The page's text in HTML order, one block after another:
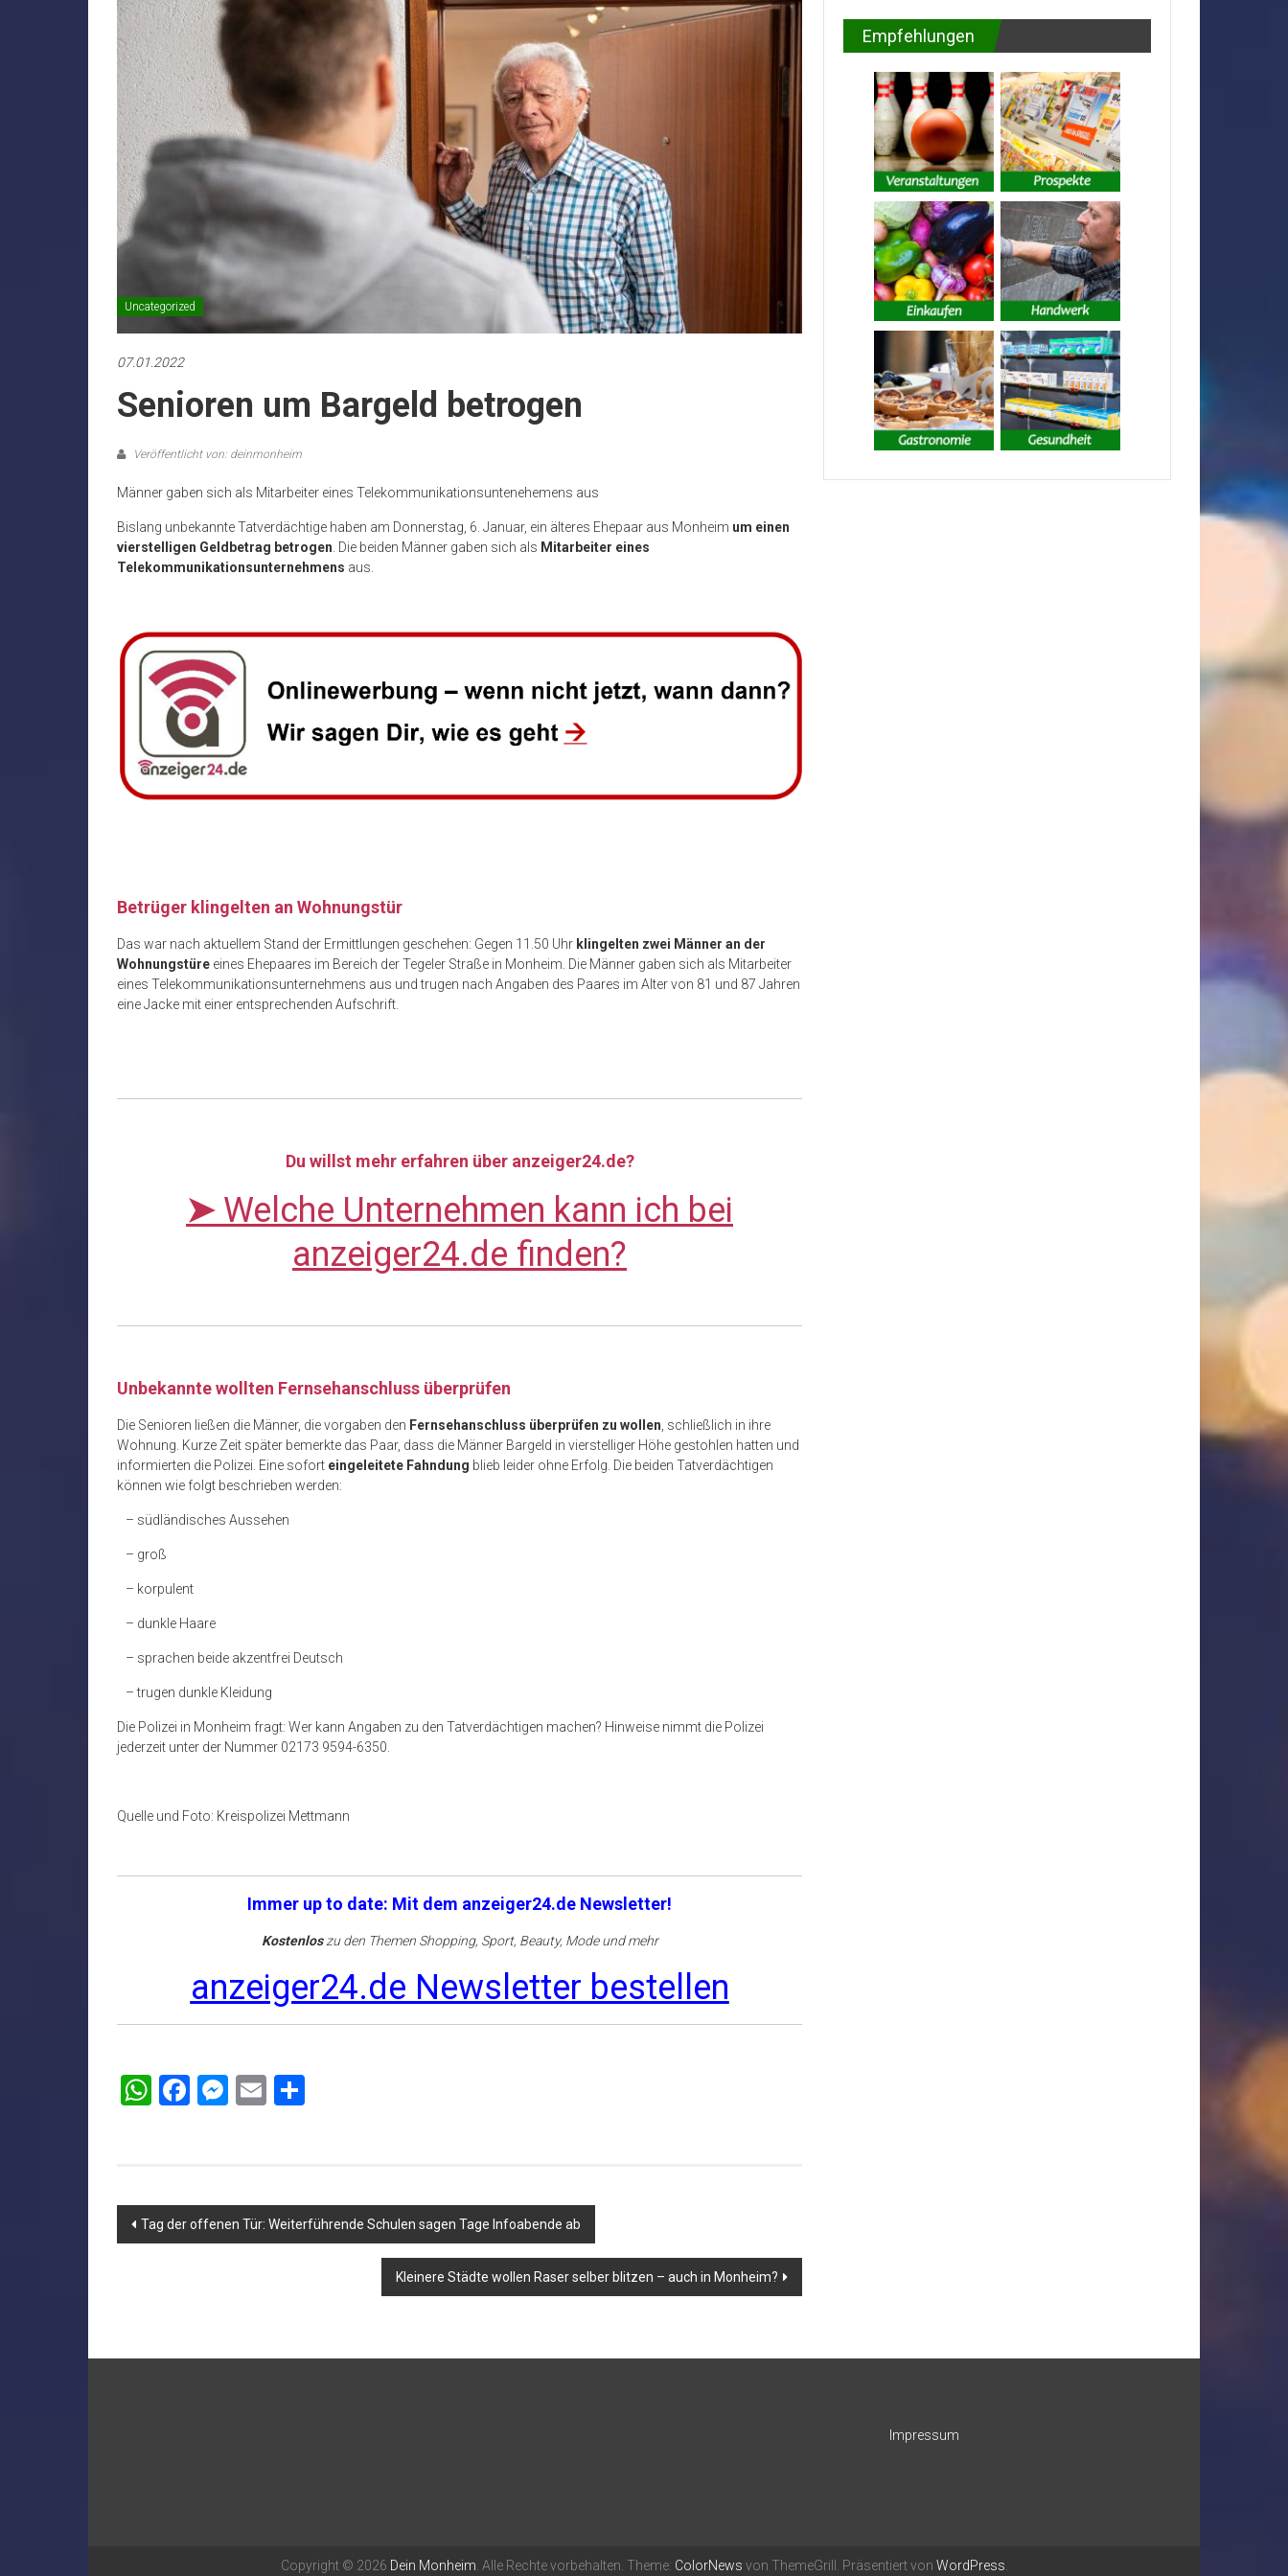
Uncategorized
07.01.2022
Senioren um Bargeld betrogen
Veröffentlicht von: deinmonheim
Männer gaben sich als Mitarbeiter eines Telekommunikationsuntenehemens aus
Bislang unbekannte Tatverdächtige haben am Donnerstag, 6. Januar, ein älteres Ehepaar aus Monheim um einen
vierstelligen Geldbetrag betrogen . Die beiden Männer gaben sich als Mitarbeiter eines
Telekommunikationsunternehmens aus.
Betrüger klingelten an Wohnungstür
Das war nach aktuellem Stand der Ermittlungen geschehen: Gegen 11.50 Uhr klingelten zwei Männer an der
Wohnungstüre eines Ehepaares im Bereich der Tegeler Straße in Monheim. Die Männer gaben sich als Mitarbeiter
eines Telekommunikationsunternehmens aus und trugen nach Angaben des Paares im Alter von 81 und 87 Jahren
eine Jacke mit einer entsprechenden Aufschrift.
Du willst mehr erfahren über anzeiger24.de?
➤ Welche Unternehmen kann ich bei
anzeiger24.de finden?
Unbekannte wollten Fernsehanschluss überprüfen
Die Senioren ließen die Männer, die vorgaben den Fernsehanschluss überprüfen zu wollen , schließlich in ihre
Wohnung. Kurze Zeit später bemerkte das Paar, dass die Männer Bargeld in vierstelliger Höhe gestohlen hatten und
informierten die Polizei. Eine sofort eingeleitete Fahndung blieb leider ohne Erfolg. Die beiden Tatverdächtigen
können wie folgt beschrieben werden:
– südländisches Aussehen
– groß
– korpulent
– dunkle Haare
– sprachen beide akzentfrei Deutsch
– trugen dunkle Kleidung
Die Polizei in Monheim fragt: Wer kann Angaben zu den Tatverdächtigen machen? Hinweise nimmt die Polizei
jederzeit unter der Nummer 02173 9594-6350.
Quelle und Foto: Kreispolizei Mettmann
Immer up to date: Mit dem anzeiger24.de Newsletter!
Kostenloszu den Themen Shopping, Sport, Beauty, Mode und mehr
anzeiger24.de Newsletter bestellen
WhatsApp
Facebook
Messenger
Email
Beitragsnavigation
Tag der offenen Tür: Weiterführende Schulen sagen Tage Infoabende ab
Kleinere Städte wollen Raser selber blitzen – auch in Monheim?
Empfehlungen
Impressum
Copyright © 2026 Dein Monheim . Alle Rechte vorbehalten. Theme: ColorNews von ThemeGrill. Präsentiert von WordPress